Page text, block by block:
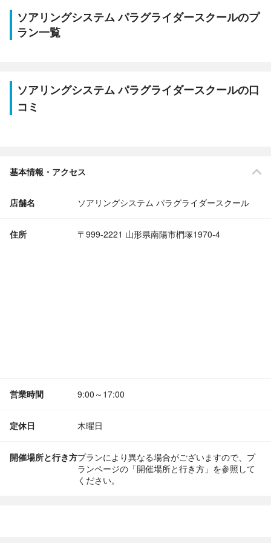
ソアリングシステム パラグライダースクールのプ
ラン一覧
ソアリングシステム パラグライダースクールの口
コミ
基本情報・アクセス
店舗名 ソアリングシステム パラグライダースクール
住所 〒999-2221 山形県南陽市椚塚1970-4
営業時間 9:00～17:00
定休日 木曜日
開催場所と行き方プランにより異なる場合がございますので、プ
ランページの「開催場所と行き方」を参照して
ください。